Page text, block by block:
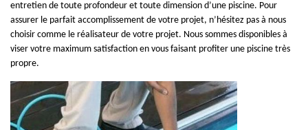
entretien de toute profondeur et toute dimension d’une piscine. Pour
assurer le parfait accomplissement de votre projet, n’hésitez pas à nous
choisir comme le réalisateur de votre projet. Nous sommes disponibles à
viser votre maximum satisfaction en vous faisant profiter une piscine très
propre.